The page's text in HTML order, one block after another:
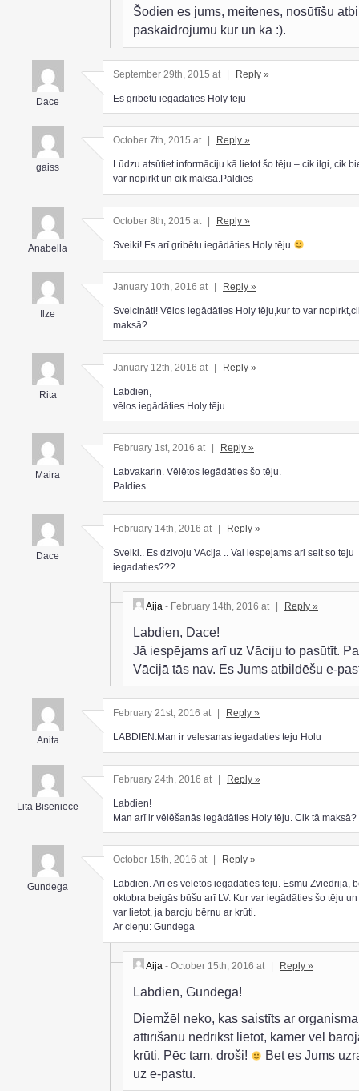
Šodien es jums, meitenes, nosūtīšu
paskaidrojumu kur un kā :).
Dace
September 29th, 2015 at | Reply »
Es gribētu iegādāties Holy tēju
gaiss
October 7th, 2015 at Reply »
Lūdzu atsūtiet informāciju kā lietot šo tēju – cik ilgi, cik
var nopirkt un cik maksā.Paldies
Anabella
October 8th, 2015 at | Reply »
Sveiki! Es arī gribētu iegādāties Holy tēju
Ilze
January 10th, 2016 at Reply »
Sveicināti! Vēlos iegādāties Holy tēju,kur to var
maksā?
Rita
January 12th, 2016 at | Reply »
Labdien,
vēlos iegādāties Holy tēju.
Maira
February 1st, 2016 at Reply »
Labvakariņ. Vēlētos iegādāties šo tēju.
Paldies.
Dace
February 14th, 2016 at Reply »
Sveiki.. Es dzivoju VAcija .. Vai iespejams ari seit so teju
iegadaties???
Aija - February 14th, 2016 at | Reply »
Labdien, Dace!
Jā iespējams arī uz Vāciju to pasūtīt.
Vācijā tās nav. Es Jums atbildēšu e-
Anita
February 21st, 2016 at Reply »
LABDIEN.Man ir velesanas iegadaties teju Holu
Lita Biseniece
February 24th, 2016 at | Reply »
Labdien!
Man arī ir vēlēšanās iegādāties Holy tēju. Cik tā maksā?
Gundega
October 15th, 2016 at Reply »
Labdien. Arī es vēlētos iegādāties tēju. Esmu Zviedrijā,
oktobra beigās būšu arī LV. Kur var iegādāties šo tēju
var lietot, ja baroju bērnu ar krūti.
Ar cieņu: Gundega
Aija - October 15th, 2016 at Reply »
Labdien, Gundega!
Diemžēl neko, kas saistīts ar organisma
attīrīšanu nedrīkst lietot, kamēr vēl
krūti. Pēc tam, droši!
Bet es Jums
uz e-pastu.